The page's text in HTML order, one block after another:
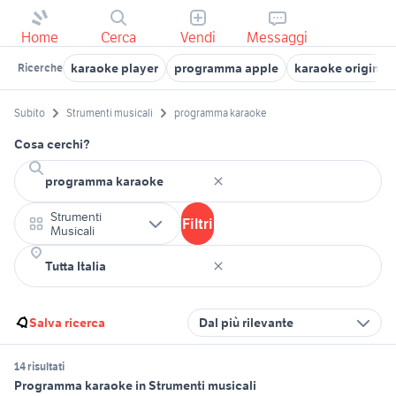
Home Cerca Vendi Messaggi
Ricerche karaoke player programma apple karaoke originale
Subito Strumenti musicali programma karaoke
Cosa cerchi?
Strumenti
Musicali
Filtri
Salva ricerca Dal più rilevante
14 risultati
Programma karaoke in Strumenti musicali